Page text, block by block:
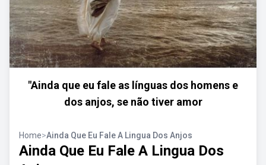
"Ainda que eu fale as línguas dos homens e
dos anjos, se não tiver amor
Home>Ainda Que Eu Fale A Lingua Dos Anjos
Ainda Que Eu Fale A Lingua Dos